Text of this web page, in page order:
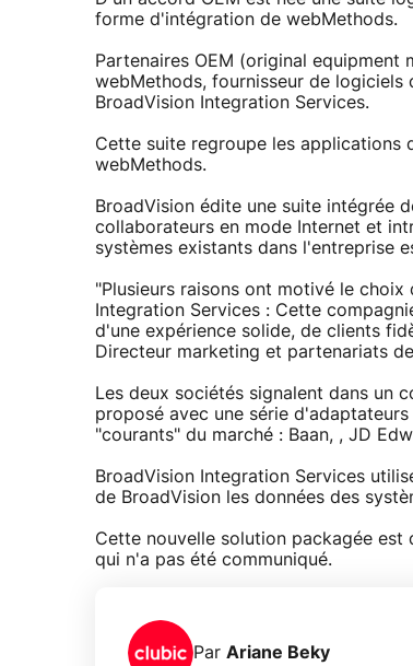
forme d'intégration de webMethods.
Partenaires OEM (original
webMethods, fournisseur de
BroadVision Integration Services.
Cette suite regroupe les
webMethods.
BroadVision édite une suite intégrée
collaborateurs en mode Internet et
systèmes existants dans l'entreprise
"Plusieurs raisons ont motivé le
Integration Services : Cette
d'une expérience solide, de clients
Directeur marketing et partenariats
Les deux sociétés signalent dans un
proposé avec une série
"courants" du marché : Baan, , JD
BroadVision Integration Services
de BroadVision les données des
Cette nouvelle solution packagée
qui n'a pas été communiqué.
Par Ariane Beky